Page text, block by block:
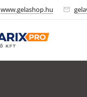
www.gelashop.hu